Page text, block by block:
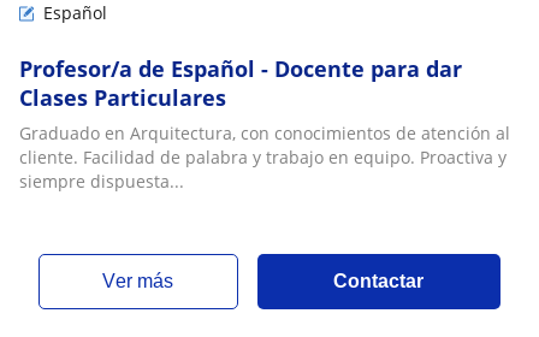
Español
Profesor/a de Español - Docente para dar
Clases Particulares
Graduado en Arquitectura, con conocimientos de atención al
cliente. Facilidad de palabra y trabajo en equipo. Proactiva y
siempre dispuesta...
ver más Contactar